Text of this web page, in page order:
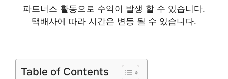
품 2024
2024
파트너스 활동으로 수익이 발생 할 수 있습니다.
택배사에 따라 시간은 변동 될 수 있습니다.
Table of Contents